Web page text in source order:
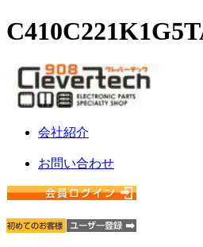
会社紹介
お問い合わせ